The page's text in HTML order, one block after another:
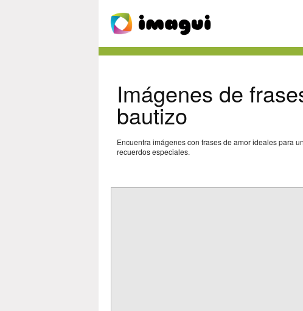
Imágenes de
bautizo
Encuentra imágenes con frases de amor ideales para
recuerdos especiales.